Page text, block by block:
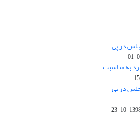
در پی
به مناسبت
در پی
1398-